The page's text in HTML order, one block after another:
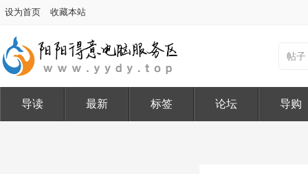
设为首页 收藏本站
帖子
导读 最新 标签 论坛 导购